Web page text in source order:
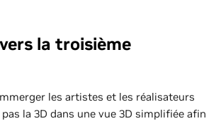
la troisième
les artistes et les réalisateurs
la 3D dans une vue 3D simplifiée afin